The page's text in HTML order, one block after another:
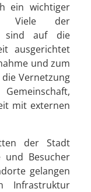
ein wichtiger
Viele der
sind auf die
ausgerichtet
und zum
Vernetzung
mit externen
der Stadt
und Besucher
gelangen